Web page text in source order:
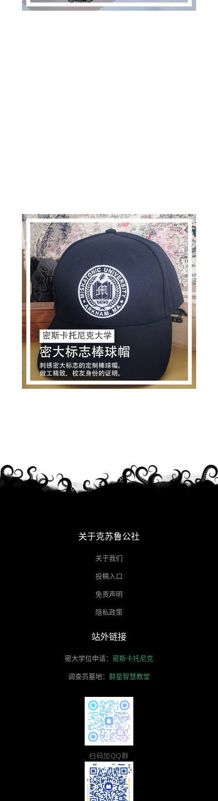
关于克苏鲁公社
关于我们
投稿入口
免责声明
隐私政策
站外链接
密大学位申请： 密斯卡托尼克
调查员墓地： 群星智慧教堂
扫码加QQ群